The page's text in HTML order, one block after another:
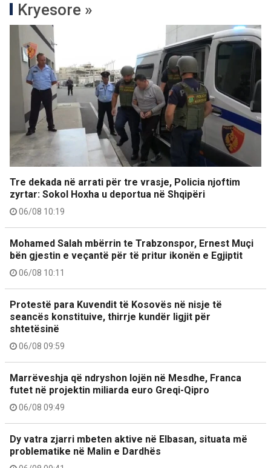
Kryesore »
Tre dekada në arrati për tre vrasje, Policia njoftim
zyrtar: Sokol Hoxha u deportua në Shqipëri
06/08 10:19
Mohamed Salah mbërrin te Trabzonspor, Ernest Muçi
bën gjestin e veçantë për të pritur ikonën e Egjiptit
06/08 10:11
Protestë para Kuvendit të Kosovës në nisje të
seancës konstituive, thirrje kundër ligjit për
shtetësinë
06/08 09:59
Marrëveshja që ndryshon lojën në Mesdhe, Franca
futet në projektin miliarda euro Greqi-Qipro
06/08 09:49
Dy vatra zjarri mbeten aktive në Elbasan, situata më
problematike në Malin e Dardhës